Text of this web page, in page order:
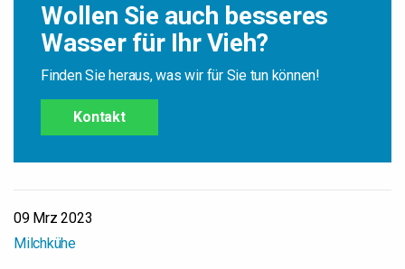
Wollen Sie auch besseres
Wasser für Ihr Vieh?
Finden Sie heraus, was wir für Sie tun können!
Kontakt
09 Mrz 2023
Milchkühe